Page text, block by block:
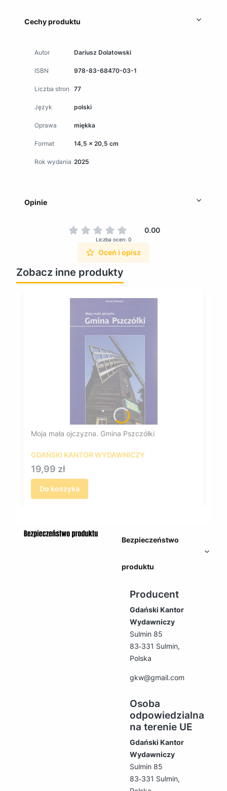
Cechy produktu
Autor Dariusz Dolatowski
ISBN 978-83-68470-03-1
Liczba stron 77
Język polski
Oprawa miękka
Format 14,5 x 20,5 cm
Rok wydania 2025
Opinie
0.00
Liczba ocen: 0
Oceń i opisz
Zobacz inne produkty
Moja mała ojczyzna. Gmina Pszczółki
GDAŃSKI KANTOR WYDAWNICZY
Cena
19,99 zł
Do koszyka
Bezpieczeństwo
produktu
Producent
Gdański Kantor
Wydawniczy
Sulmin 85
83‑331 Sulmin,
Polska
gkw@gmail.com
Osoba
odpowiedzialna
na terenie UE
Gdański Kantor
Wydawniczy
Sulmin 85
83‑331 Sulmin,